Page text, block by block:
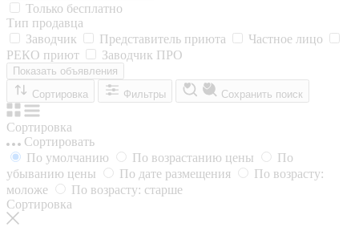
Только бесплатно
Тип продавца
Заводчик
Представитель приюта
Частное лицо
РЕКО приют
Заводчик ПРО
Показать объявления
Сортировка
Фильтры Сохранить поиск
Сортировка
Сортировать
По умолчанию
По возрастанию цены
По
убыванию цены
По дате размещения
По возрасту:
моложе
По возрасту: старше
Сортировка